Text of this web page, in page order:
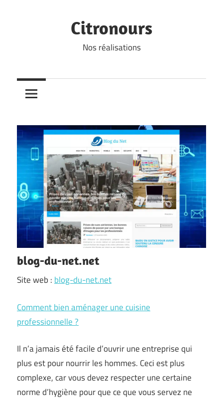
Citronours
Nos réalisations
blog-du-net.net
Site web : blog-du-net.net
Comment bien aménager une cuisine
professionnelle ?
Il n’a jamais été facile d’ouvrir une entreprise qui
plus est pour nourrir les hommes. Ceci est plus
complexe, car vous devez respecter une certaine
norme d’hygiène pour que ce que vous servez ne